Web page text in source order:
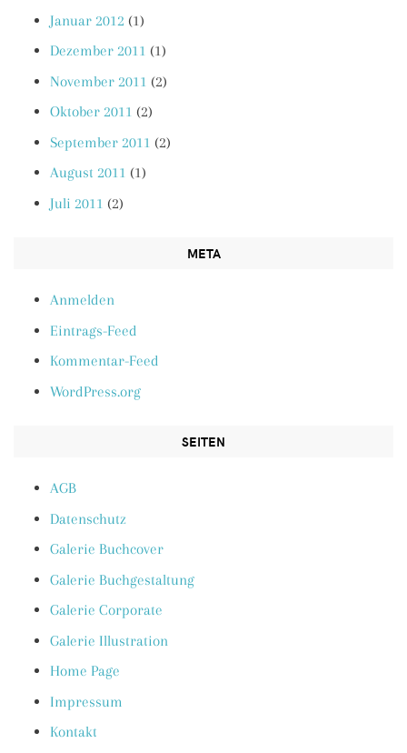
Januar 2012 (1)
Dezember 2011 (1)
November 2011 (2)
Oktober 2011 (2)
September 2011 (2)
August 2011 (1)
Juli 2011 (2)
META
Anmelden
Eintrags-Feed
Kommentar-Feed
WordPress.org
SEITEN
AGB
Datenschutz
Galerie Buchcover
Galerie Buchgestaltung
Galerie Corporate
Galerie Illustration
Home Page
Impressum
Kontakt